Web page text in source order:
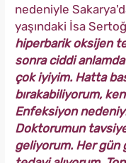
nedeniyle
yaşındaki İsa
hiperbarik oksijen
sonra ciddi
çok iyiyim. Hatta
bırakabiliyorum,
Enfeksiyon
Doktorumun
geliyorum. Her gün